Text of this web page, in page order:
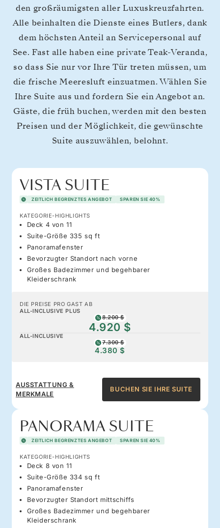
den großräumigsten aller Luxuskreuzfahrten.
Alle beinhalten die Dienste eines Butlers, dank
dem höchsten Anteil an Servicepersonal auf
See. Fast alle haben eine private Teak-Veranda,
so dass Sie nur vor Ihre Tür treten müssen, um
die frische Meeresluft einzuatmen. Wählen Sie
Ihre Suite aus und fordern Sie ein Angebot an.
Gäste, die früh buchen, werden mit den besten
Preisen und der Möglichkeit, die gewünschte
Suite auszuwählen, belohnt.
VISTA SUITE
ZEITLICH BEGRENZTES ANGEBOT SPAREN SIE 40%
KATEGORIE-HIGHLIGHTS
Deck 4 von 11
Suite-Größe 335 sq ft
Panoramafenster
Bevorzugter Standort nach vorne
Großes Badezimmer und begehbarer
Kleiderschrank
DIE PREISE PRO GAST AB
ALL-INCLUSIVE PLUS
8.200 $
4.920 $
ALL-INCLUSIVE
7.300 $
4.380 $
AUSSTATTUNG &
MERKMALE
BUCHEN SIE IHRE SUITE
PANORAMA SUITE
ZEITLICH BEGRENZTES ANGEBOT SPAREN SIE 40%
KATEGORIE-HIGHLIGHTS
Deck 8 von 11
Suite-Größe 334 sq ft
Panoramafenster
Bevorzugter Standort mittschiffs
Großes Badezimmer und begehbarer
Kleiderschrank